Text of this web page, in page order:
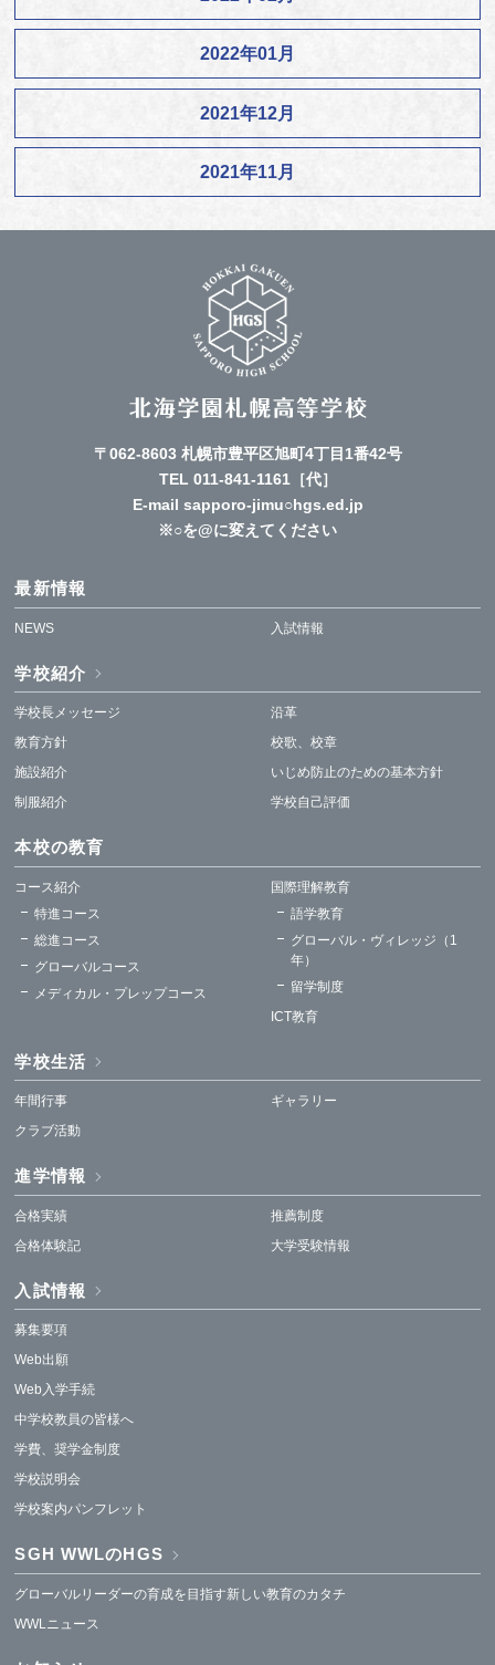
2022年01月
2021年12月
2021年11月
〒062-8603 札幌市豊平区旭町4丁目1番42号
TEL 011-841-1161［代］
E-mail sapporo-jimu○hgs.ed.jp
※○を@に変えてください
最新情報
NEWS 入試情報
学校紹介
学校長メッセージ
教育方針
施設紹介
制服紹介
沿革
校歌、校章
いじめ防止のための基本方針
学校自己評価
本校の教育
コース紹介
特進コース
総進コース
グローバルコース
メディカル・プレップコース
国際理解教育
語学教育
グローバル・ヴィレッジ（1
年）
留学制度
ICT教育
学校生活
年間行事
クラブ活動
ギャラリー
進学情報
合格実績
合格体験記
推薦制度
大学受験情報
入試情報
募集要項
Web出願
Web入学手続
中学校教員の皆様へ
学費、奨学金制度
学校説明会
学校案内パンフレット
SGH WWLのHGS
グローバルリーダーの育成を目指す新しい教育のカタチ
WWLニュース